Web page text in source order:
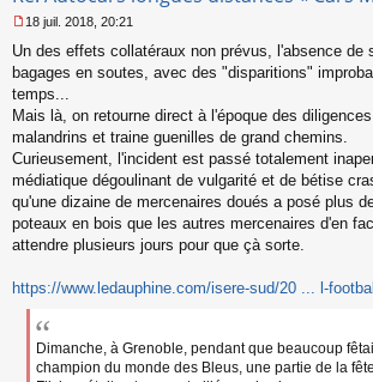
e
s
s
g
e
n
o
n
u
18 juil. 2018, 20:21
Un des effets collatéraux non prévus, l'absence de
bagages en soutes, avec des "disparitions"
temps...
Mais là, on retourne direct à l'époque des
malandrins et traine guenilles de grand chemins.
Curieusement, l'incident est passé totalement
médiatique dégoulinant de vulgarité et de bétise
qu'une dizaine de mercenaires doués a posé plus
poteaux en bois que les autres mercenaires d'en
attendre plusieurs jours pour que çà sorte.
https://www.ledauphine.com/isere-sud/20 ... l-football
Dimanche, à Grenoble, pendant que beaucoup
champion du monde des Bleus, une partie de la